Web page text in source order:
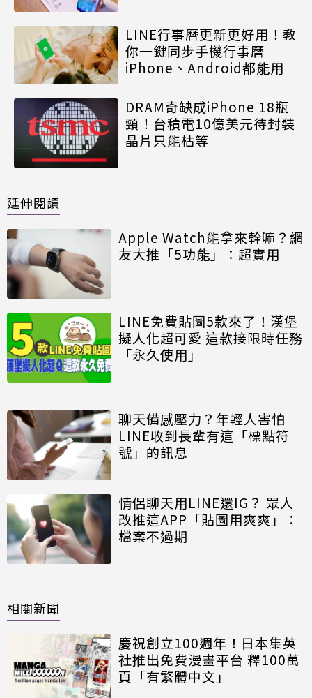
LINE行事曆更新更好用！教
你一鍵同步手機行事曆
iPhone、Android都能用
DRAM奇缺成iPhone 18瓶
頸！台積電10億美元待封裝
晶片只能枯等
延伸閱讀
Apple Watch能拿來幹嘛？網
友大推「5功能」：超實用
LINE免費貼圖5款來了！漢堡
擬人化超可愛 這款接限時任務
「永久使用」
聊天備感壓力？年輕人害怕
LINE收到長輩有這「標點符
號」的訊息
情侶聊天用LINE還IG？ 眾人
改推這APP「貼圖用爽爽」：
檔案不過期
相關新聞
慶祝創立100週年！日本集英
社推出免費漫畫平台 釋100萬
頁「有繁體中文」